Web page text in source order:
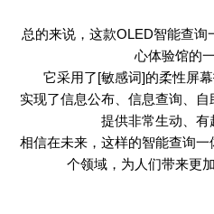
总的来说，这款OLED智能查询
心体验馆的
它采用了[敏感词]的柔性屏
实现了信息公布、信息查询、
提供非常生动、有
相信在未来，这样的智能查询
个领域，为人们带来更